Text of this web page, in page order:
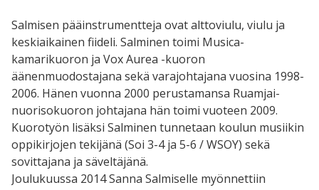
Salmisen pääinstrumentteja ovat alttoviulu, viulu ja
keskiaikainen fiideli. Salminen toimi Musica-
kamarikuoron ja Vox Aurea -kuoron
äänenmuodostajana sekä varajohtajana vuosina 1998-
2006. Hänen vuonna 2000 perustamansa Ruamjai-
nuorisokuoron johtajana hän toimi vuoteen 2009.
Kuorotyön lisäksi Salminen tunnetaan koulun musiikin
oppikirjojen tekijänä (Soi 3-4 ja 5-6 / WSOY) sekä
sovittajana ja säveltäjänä.
Joulukuussa 2014 Sanna Salmiselle myönnettiin